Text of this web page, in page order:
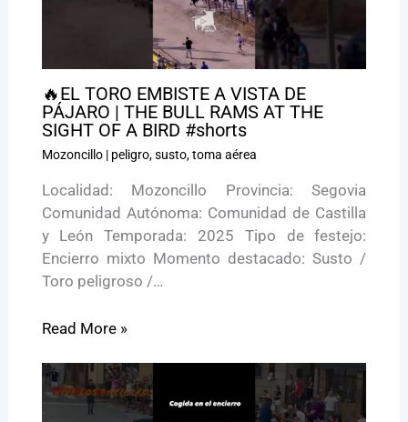
🔥EL TORO EMBISTE A VISTA DE
PÁJARO | THE BULL RAMS AT THE
SIGHT OF A BIRD #shorts
Mozoncillo| peligro,susto,toma aérea
Localidad: Mozoncillo Provincia: Segovia
Comunidad Autónoma: Comunidad de Castilla
y León Temporada: 2025 Tipo de festejo:
Encierro mixto Momento destacado: Susto /
Toro peligroso /…
Read More »